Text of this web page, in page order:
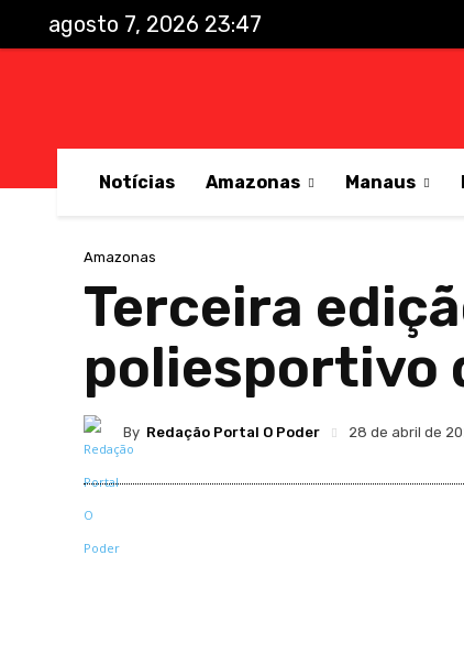
agosto 7, 2026 23:47
Notícias Amazonas Manaus
Amazonas
Terceira
poliesportivo
By Redação Portal O Poder 28 de abril de